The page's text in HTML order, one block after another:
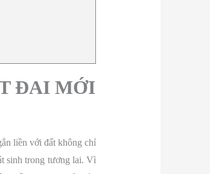
ĐAI MỚI
liền với đất không chỉ
sinh trong tương lai. Vì